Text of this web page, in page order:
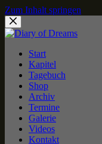
Zum Inhalt springen
Start
Kapitel
Tagebuch
Shop
Archiv
Termine
Galerie
Videos
Kontakt